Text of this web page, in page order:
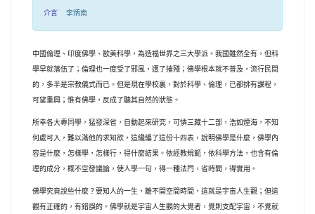
介言 李炳南
中國倫理、印度佛學、歐美科學，為造福世界之三大學派。我國雖然全有，但科
學早就落伍了；倫理也一度受了邪風，遭了摧殘；佛學根本就不普及，流行民間
的，多半是宗教儀式而已。但是現在學校裏，對於科學、倫理，已都排有課程，
可望重興；惟有佛學，反成了聽其自然的狀態。
所幸各大專同學，猛發深省，自動起來研究，可憐三藏十二部，浩如煙海，不知
何處可入，難以滿他的求知欲，這纔編了這份十四表，說明佛學是什麼，佛學內
容是什麼，怎樣學，怎樣行，得什麼結果。依經教規範，依科學方法，也含有倫
理的成分，概不空發議論，使人學一句，得一種法門，省時間，得實用。
佛學究竟說些什麼？要知人的一生，離不開空間時間，這就是宇宙人生觀；但這
觀有正確的，有錯誤的。佛學就是宇宙人生觀的大覺者，覺則支配宇宙，不覺就